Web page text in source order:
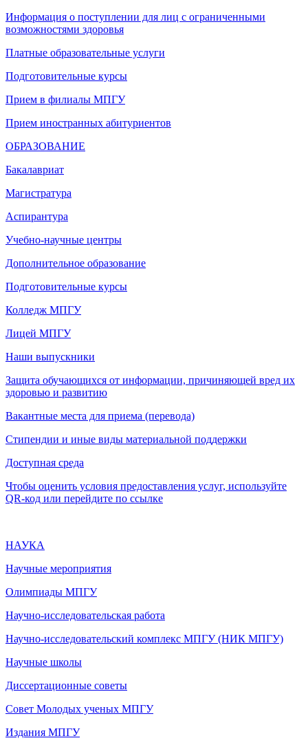
Информация о поступлении для лиц с ограниченными
возможностями здоровья
Платные образовательные услуги
Подготовительные курсы
Прием в филиалы МПГУ
Прием иностранных абитуриентов
ОБРАЗОВАНИЕ
Бакалавриат
Магистратура
Аспирантура
Учебно-научные центры
Дополнительное образование
Подготовительные курсы
Колледж МПГУ
Лицей МПГУ
Наши выпускники
Защита обучающихся от информации, причиняющей вред их
здоровью и развитию
Вакантные места для приема (перевода)
Стипендии и иные виды материальной поддержки
Доступная среда
Чтобы оценить условия предоставления услуг, используйте
QR-код или перейдите по ссылке
НАУКА
Научные мероприятия
Олимпиады МПГУ
Научно-исследовательская работа
Научно-исследовательский комплекс МПГУ (НИК МПГУ)
Научные школы
Диссертационные советы
Совет Молодых ученых МПГУ
Издания МПГУ